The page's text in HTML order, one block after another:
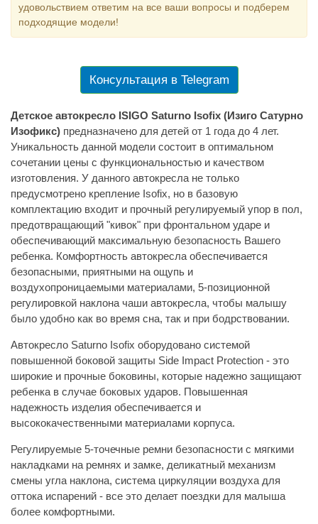
удовольствием ответим на все ваши вопросы и подберем
подходящие модели!
Консультация в Telegram
Детское автокресло ISIGO Saturno Isofix (Изиго Сатурно
Изофикс) предназначено для детей от 1 года до 4 лет.
Уникальность данной модели состоит в оптимальном
сочетании цены с функциональностью и качеством
изготовления. У данного автокресла не только
предусмотрено крепление Isofix, но в базовую
комплектацию входит и прочный регулируемый упор в пол,
предотвращающий "кивок" при фронтальном ударе и
обеспечивающий максимальную безопасность Вашего
ребенка. Комфортность автокресла обеспечивается
безопасными, приятными на ощупь и
воздухопроницаемыми материалами, 5-позиционной
регулировкой наклона чаши автокресла, чтобы малышу
было удобно как во время сна, так и при бодрствовании.
Автокресло Saturno Isofix оборудовано системой
повышенной боковой защиты Side Impact Protection - это
широкие и прочные боковины, которые надежно защищают
ребенка в случае боковых ударов. Повышенная
надежность изделия обеспечивается и
высококачественными материалами корпуса.
Регулируемые 5-точечные ремни безопасности с мягкими
накладками на ремнях и замке, деликатный механизм
смены угла наклона, система циркуляции воздуха для
оттока испарений - все это делает поездки для малыша
более комфортными.